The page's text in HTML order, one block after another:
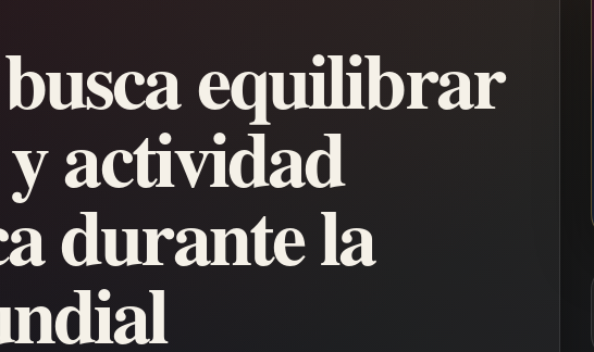
equilibrar
actividad
durante la